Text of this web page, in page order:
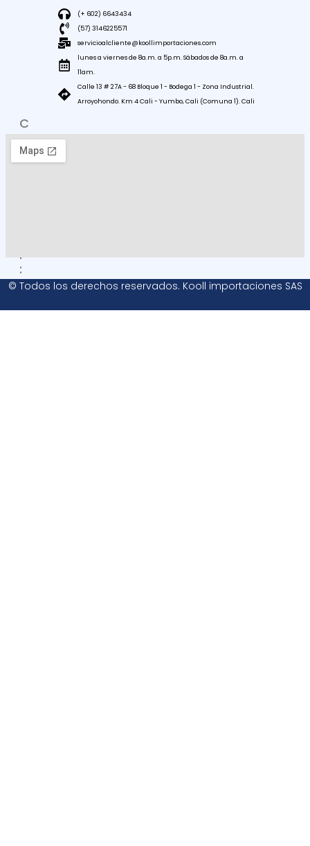
(+ 602) 6643434
(57) 3146225571
servicioalcliente@koollimportaciones.com
lunes a viernes de 8a.m. a 5p.m. Sábados de 8a.m. a
11am.
Calle 13 # 27A - 68 Bloque 1 - Bodega 1 - Zona Industrial.
Arroyohondo. Km 4 Cali - Yumbo, Cali (Comuna 1). Cali
C
O
M
O
R
:
© Todos los derechos reservados. Kooll importaciones SAS